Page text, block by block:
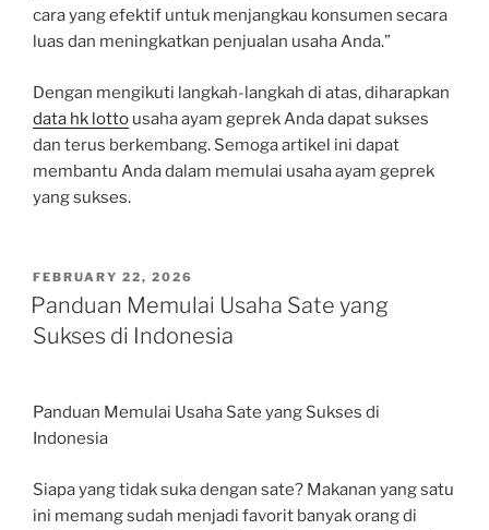
cara yang efektif untuk menjangkau konsumen secara
luas dan meningkatkan penjualan usaha Anda.”
Dengan mengikuti langkah-langkah di atas, diharapkan
data hk lotto usaha ayam geprek Anda dapat sukses
dan terus berkembang. Semoga artikel ini dapat
membantu Anda dalam memulai usaha ayam geprek
yang sukses.
POSTED
ON
FEBRUARY 22, 2026
Panduan Memulai Usaha Sate yang
Sukses di Indonesia
Panduan Memulai Usaha Sate yang Sukses di
Indonesia
Siapa yang tidak suka dengan sate? Makanan yang satu
ini memang sudah menjadi favorit banyak orang di